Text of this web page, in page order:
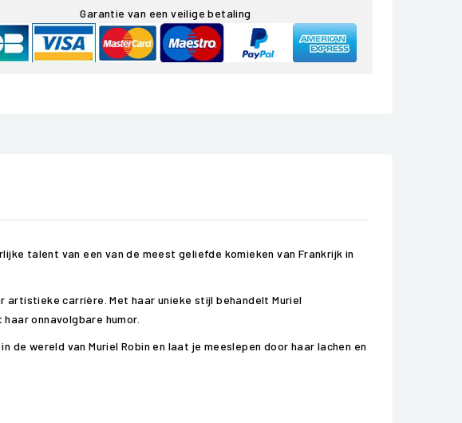
Garantie van een veilige betaling
talent van een van de meest geliefde komieken van Frankrijk in
artistieke carrière. Met haar unieke stijl behandelt Muriel
onnavolgbare humor.
wereld van Muriel Robin en laat je meeslepen door haar lachen en